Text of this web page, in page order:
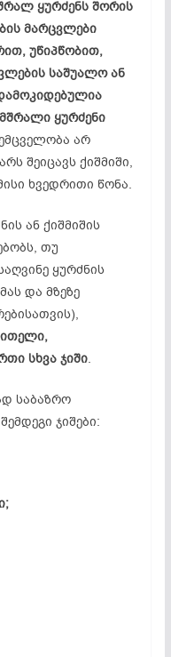
ყურძენს შორის
მარცვლები
უწიპწობით,
საშუალო ან
ყურძენი
არ
შეიცავს ქიშმიში,
ხვედრითი წონა.
ან ქიშმიშის
თუ
ყურძნის
და მზეზე
სხვა ჯიში.
საბაზრო
ჯიშები: